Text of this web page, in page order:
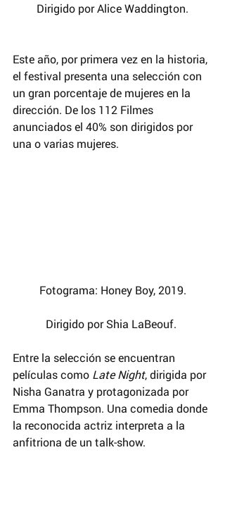
Dirigido por Alice Waddington.
Este año, por primera vez en la historia,
el festival presenta una selección con
un gran porcentaje de mujeres en la
dirección. De los 112 Filmes
anunciados el 40% son dirigidos por
una o varias mujeres.
Fotograma: Honey Boy, 2019.
Dirigido por Shia LaBeouf.
Entre la selección se encuentran
películas como Late Night, dirigida por
Nisha Ganatra y protagonizada por
Emma Thompson. Una comedia donde
la reconocida actriz interpreta a la
anfitriona de un talk-show.